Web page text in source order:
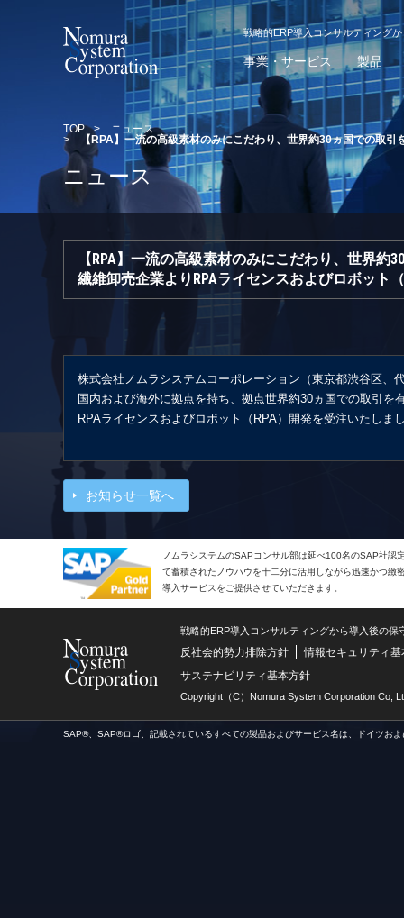
戦略的ERP導入コンサルティング
事業・サービス 製品
TOP > ニュース
>
【RPA】一流の高級素材のみにこだわり、世界約30ヵ国での取
ニュース
【RPA】一流の高級素材のみにこだわり、世界
繊維卸売企業よりRPAライセンスおよびロボット
株式会社ノムラシステムコーポレーション（東京都渋谷区
国内および海外に拠点を持ち、拠点世界約30ヵ国での取引
RPAライセンスおよびロボット（RPA）開発を受注いたしま
お知らせ一覧へ
ノムラシステムのSAPコンサル部は延べ100名のSAP社認
て蓄積されたノウハウを十二分に活用しながら迅速かつ緻
導入サービスをご提供させていただきます。
戦略的ERP導入コンサルティングから導入後の
反社会的勢力排除方針
情報セキュリティ基
サステナビリティ基本方針
Copyright（C）Nomura System Corporation Co,
SAP®、SAP®ロゴ、記載されているすべての製品およびサービス名は、ドイツお